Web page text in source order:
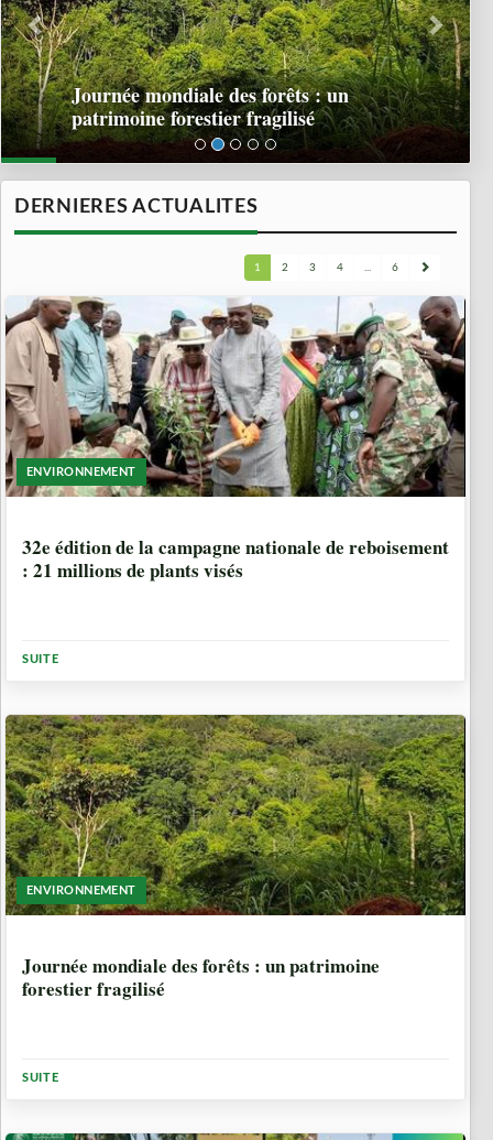
Journée mondiale des forêts : un
patrimoine forestier fragilisé
DERNIERES ACTUALITES
1 2 3 4 ... 6
ENVIRONNEMENT
32e édition de la campagne nationale de reboisement
: 21 millions de plants visés
SUITE
ENVIRONNEMENT
Journée mondiale des forêts : un patrimoine
forestier fragilisé
SUITE